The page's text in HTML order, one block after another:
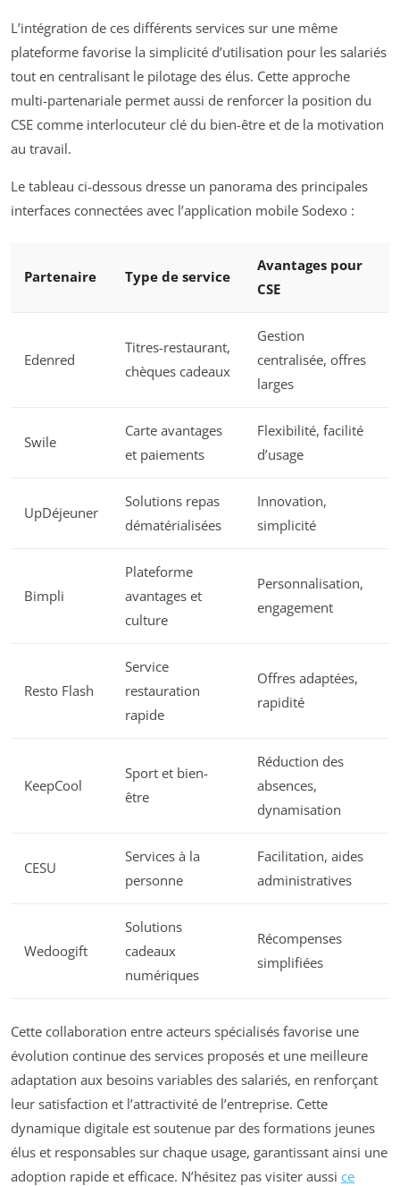
L’intégration de ces différents services sur une même
plateforme favorise la simplicité d’utilisation pour les salariés
tout en centralisant le pilotage des élus. Cette approche
multi-partenariale permet aussi de renforcer la position du
CSE comme interlocuteur clé du bien-être et de la motivation
au travail.
Le tableau ci-dessous dresse un panorama des principales
interfaces connectées avec l’application mobile Sodexo :
Partenaire Type de service
Avantages pour
CSE
Edenred
Titres-restaurant,
chèques cadeaux
Gestion
centralisée, offres
larges
Swile
Carte avantages
et paiements
Flexibilité, facilité
d’usage
UpDéjeuner
Solutions repas
dématérialisées
Innovation,
simplicité
Bimpli
Plateforme
avantages et
culture
Personnalisation,
engagement
Resto Flash
Service
restauration
rapide
Offres adaptées,
rapidité
KeepCool
Sport et bien-
être
Réduction des
absences,
dynamisation
CESU
Services à la
personne
Facilitation, aides
administratives
Wedoogift
Solutions
cadeaux
numériques
Récompenses
simplifiées
Cette collaboration entre acteurs spécialisés favorise une
évolution continue des services proposés et une meilleure
adaptation aux besoins variables des salariés, en renforçant
leur satisfaction et l’attractivité de l’entreprise. Cette
dynamique digitale est soutenue par des formations jeunes
élus et responsables sur chaque usage, garantissant ainsi une
adoption rapide et efficace. N’hésitez pas visiter aussi ce